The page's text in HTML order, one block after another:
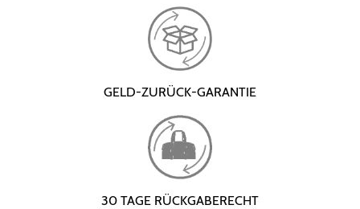
GELD-ZURÜCK-GARANTIE
30 TAGE RÜCKGABERECHT